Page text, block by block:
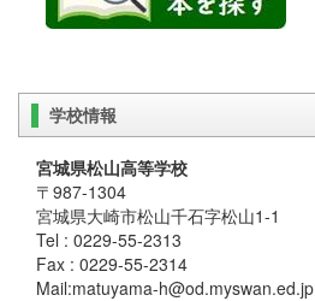
学校情報
宮城県松山高等学校
〒987-1304
宮城県大崎市松山千石字松山1-1
Tel : 0229-55-2313
Fax : 0229-55-2314
Mail:matuyama-h@od.myswan.ed.jp